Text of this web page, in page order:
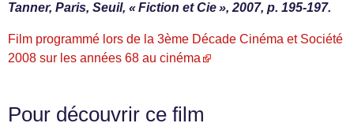
Tanner, Paris, Seuil, « Fiction et Cie », 2007, p. 195-197.
Film programmé lors de la 3ème Décade Cinéma et Société
2008 sur les années 68 au cinéma
Pour découvrir ce film